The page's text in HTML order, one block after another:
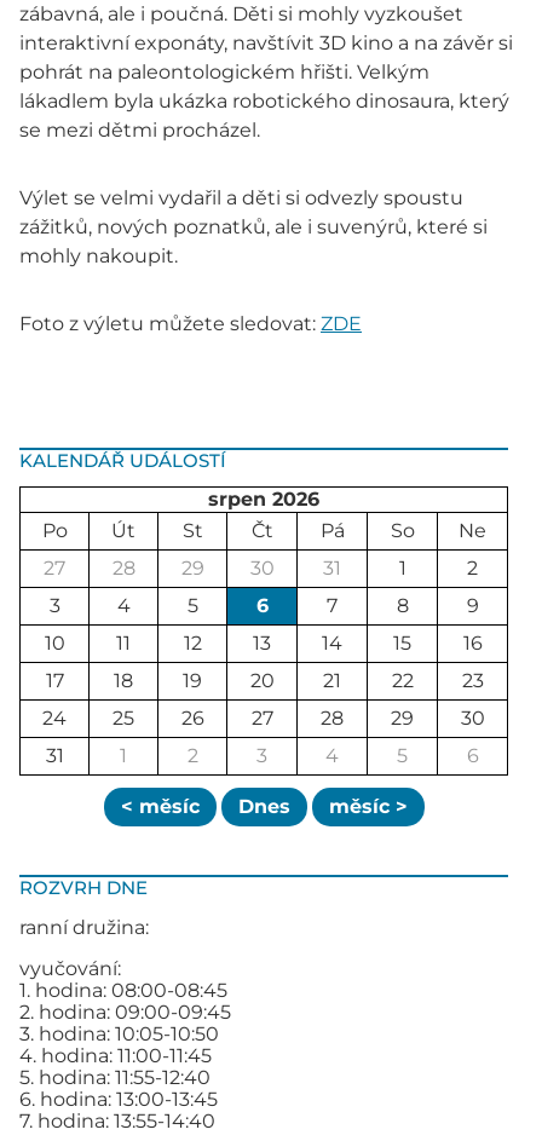
KALENDÁŘ UDÁLOSTÍ
srpen 2026
Po
Út St Čt Pá So
Ne
27
28 29 30 31 1
2
3
4 5 6 7 8
9
10
11 12 13 14 15
16
17
18 19 20 21 22
23
24
25 26 27 28 29
30
31
1 2 3 4 5 6
< měsíc Dnes měsíc >
ROZVRH DNE
ranní družina:
vyučování:
1. hodina: 08:00-08:45
2. hodina: 09:00-09:45
3. hodina: 10:05-10:50
4. hodina: 11:00-11:45
5. hodina: 11:55-12:40
6. hodina: 13:00-13:45
7. hodina: 13:55-14:40
zábavná, ale i poučná. Děti si mohly vyzkoušet
interaktivní exponáty, navštívit 3D kino a na závěr si
pohrát na paleontologickém hřišti. Velkým
lákadlem byla ukázka robotického dinosaura, který
se mezi dětmi procházel.
Výlet se velmi vydařil a děti si odvezly spoustu
zážitků, nových poznatků, ale i suvenýrů, které si
mohly nakoupit.
Foto z výletu můžete sledovat: ZDE